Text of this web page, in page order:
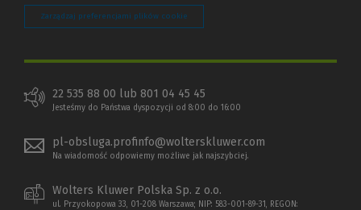
Zarządzaj preferencjami plików cookie
22 535 88 00 lub 801 04 45 45
Jesteśmy do Państwa dyspozycji od 8:00 do 16:00
pl-obsluga.profinfo@wolterskluwer.com
Na wiadomość odpowiemy możliwe jak najszybciej.
Wolters Kluwer Polska Sp. z o.o.
ul. Przyokopowa 33, 01-208 Warszawa; NIP: 583-001-89-31, REGON: